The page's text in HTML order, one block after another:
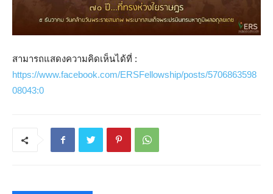
สามารถแสดงความคิดเห็นได้ที่ :
https://www.facebook.com/ERSFellowship/posts/5706863598
08043:0